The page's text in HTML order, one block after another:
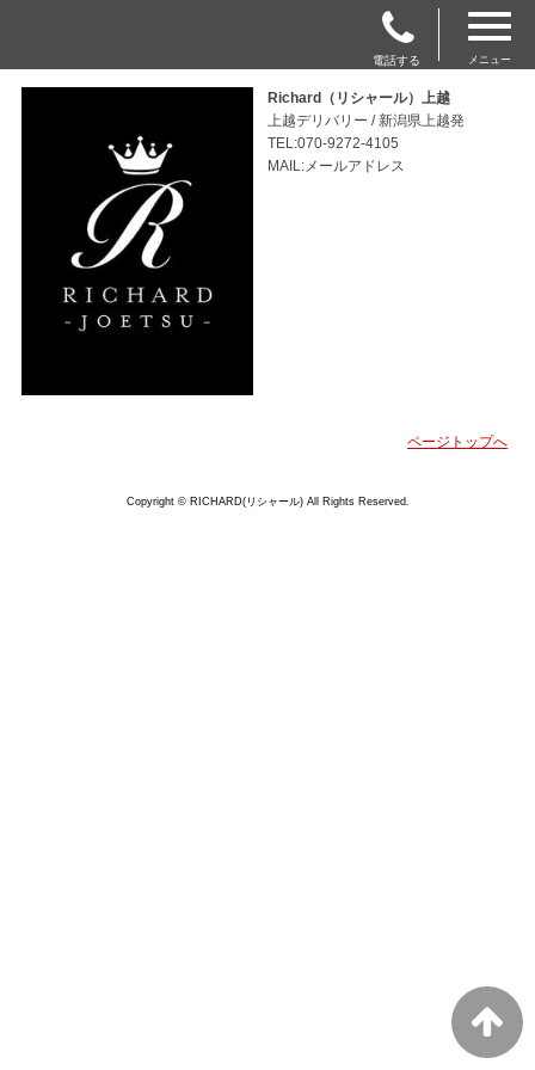
電話する メニュー
Richard（リシャール）上越
上越デリバリー / 新潟県上越発
TEL:070-9272-4105
MAIL:メールアドレス
ページトップへ
Copyright © RICHARD(リシャール) All Rights Reserved.